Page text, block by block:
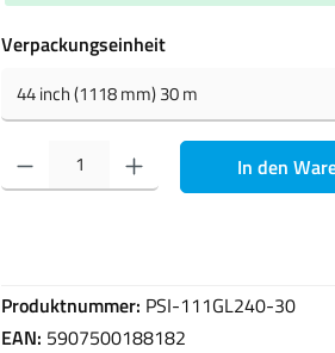
Verpackungseinheitauswählen
Produkt Anzahl: Gib den gewünschten Wert ein oder
In den
Produktnummer: PSI-111GL240-30
EAN: 5907500188182